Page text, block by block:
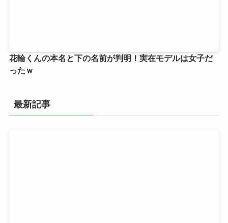
花輪くんの本名と下の名前が判明！実在モデルは女子だ
ったｗ
最新記事